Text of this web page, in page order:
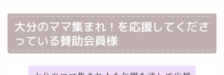
大分のママ集まれ！を応援してくださ
っている賛助会員様